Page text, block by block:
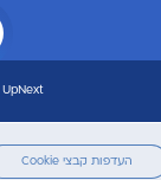
UpNext
העדפות קבצי Cookie